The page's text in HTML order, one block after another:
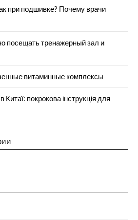
при подшивке? Почему врачи
посещать тренажерный зал и
витаминные комплексы
Китаї: покрокова інструкція для